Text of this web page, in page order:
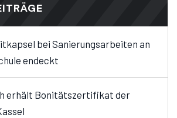
bei Sanierungsarbeiten an
endeckt
erhält Bonitätszertifikat der